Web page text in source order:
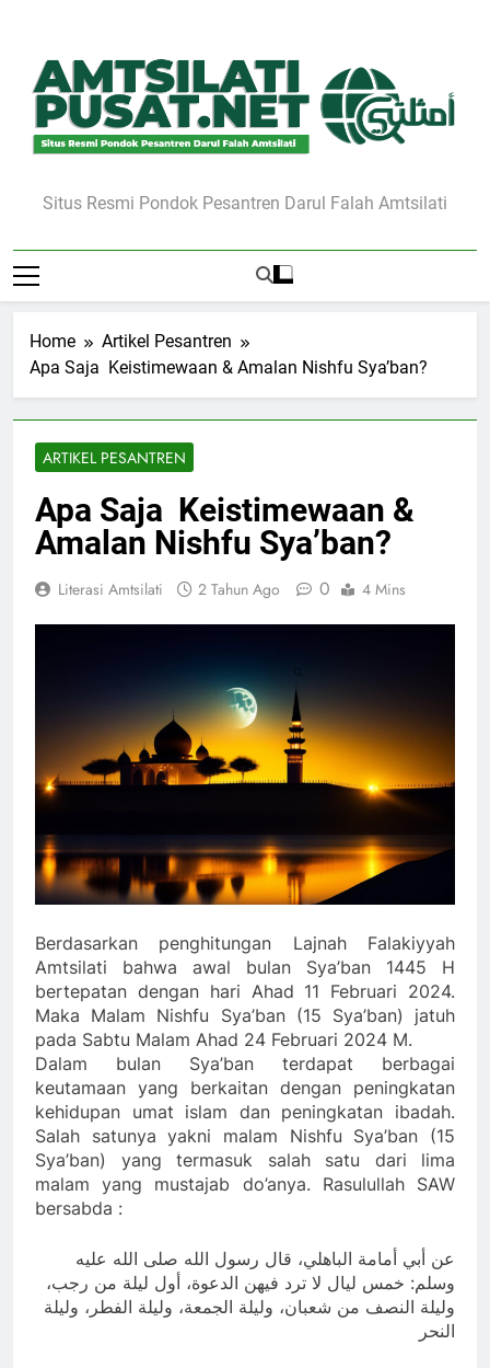
content
Situs Resmi Pondok Pesantren Darul Falah Amtsilati
Home
Artikel Pesantren
Apa Saja Keistimewaan & Amalan Nishfu Sya’ban?
ARTIKEL PESANTREN
Apa Saja Keistimewaan &
Amalan Nishfu Sya’ban?
Literasi Amtsilati 2 Tahun Ago 0 4 Mins
Berdasarkan penghitungan Lajnah Falakiyyah
Amtsilati bahwa awal bulan Sya’ban 1445 H
bertepatan dengan hari Ahad 11 Februari 2024.
Maka Malam Nishfu Sya’ban (15 Sya’ban) jatuh
pada Sabtu Malam Ahad 24 Februari 2024 M.
Dalam bulan Sya’ban terdapat berbagai
keutamaan yang berkaitan dengan peningkatan
kehidupan umat islam dan peningkatan ibadah.
Salah satunya yakni malam Nishfu Sya’ban (15
Sya’ban) yang termasuk salah satu dari lima
malam yang mustajab do’anya. Rasulullah SAW
bersabda :
عن أبي أمامة الباهلي، قال رسول الله صلى الله عليه
وسلم: خمس ليال لا ترد فيهن الدعوة، أول ليلة من رجب،
وليلة النصف من شعبان، وليلة الجمعة، وليلة الفطر، وليلة
النحر